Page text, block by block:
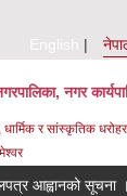
English
नगर
धार्मिक र सांस्कृतिक
आह्वानको सूचना